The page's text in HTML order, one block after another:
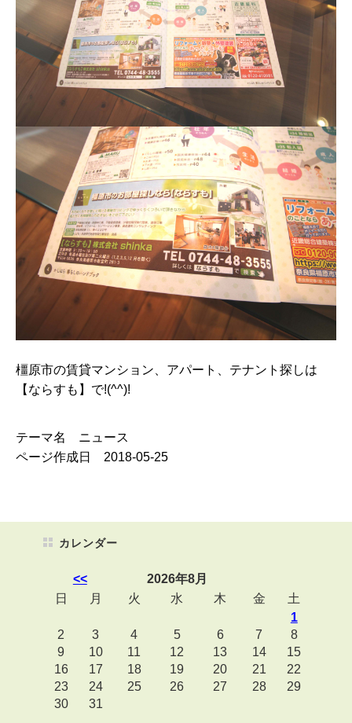
橿原市の賃貸マンション、アパート、テナント探しは
【ならすも】で!(^^)!
テーマ名 ニュース
ページ作成日 2018-05-25
カレンダー
<<
2026年8月
日
月 火 水 木 金
土
1
2
3 4 5 6 7
8
9
10 11 12 13 14
15
16
17 18 19 20 21
22
23
24 25 26 27 28
29
30
31